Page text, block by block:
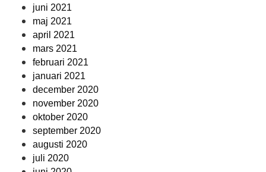
juni 2021
maj 2021
april 2021
mars 2021
februari 2021
januari 2021
december 2020
november 2020
oktober 2020
september 2020
augusti 2020
juli 2020